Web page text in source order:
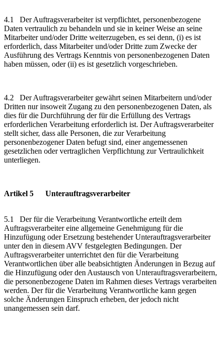
4.1 Der Auftragsverarbeiter ist verpflichtet, personenbezogene
Daten vertraulich zu behandeln und sie in keiner Weise an seine
Mitarbeiter und/oder Dritte weiterzugeben, es sei denn, (i) es ist
erforderlich, dass Mitarbeiter und/oder Dritte zum Zwecke der
Ausführung des Vertrags Kenntnis von personenbezogenen Daten
haben müssen, oder (ii) es ist gesetzlich vorgeschrieben.
4.2 Der Auftragsverarbeiter gewährt seinen Mitarbeitern und/oder
Dritten nur insoweit Zugang zu den personenbezogenen Daten, als
dies für die Durchführung der für die Erfüllung des Vertrags
erforderlichen Verarbeitung erforderlich ist. Der Auftragsverarbeiter
stellt sicher, dass alle Personen, die zur Verarbeitung
personenbezogener Daten befugt sind, einer angemessenen
gesetzlichen oder vertraglichen Verpflichtung zur Vertraulichkeit
unterliegen.
Artikel 5 Unterauftragsverarbeiter
5.1 Der für die Verarbeitung Verantwortliche erteilt dem
Auftragsverarbeiter eine allgemeine Genehmigung für die
Hinzufügung oder Ersetzung bestehender Unterauftragsverarbeiter
unter den in diesem AVV festgelegten Bedingungen. Der
Auftragsverarbeiter unterrichtet den für die Verarbeitung
Verantwortlichen über alle beabsichtigten Änderungen in Bezug auf
die Hinzufügung oder den Austausch von Unterauftragsverarbeitern,
die personenbezogene Daten im Rahmen dieses Vertrags verarbeiten
werden. Der für die Verarbeitung Verantwortliche kann gegen
solche Änderungen Einspruch erheben, der jedoch nicht
unangemessen sein darf.